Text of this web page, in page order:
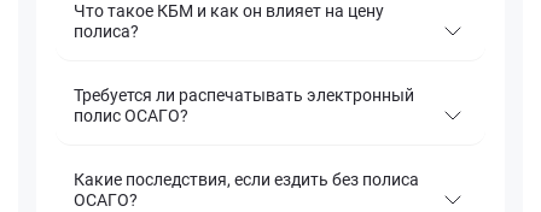
Что такое КБМ и как он влияет на цену
полиса?
Требуется ли распечатывать электронный
полис ОСАГО?
Какие последствия, если ездить без полиса
ОСАГО?